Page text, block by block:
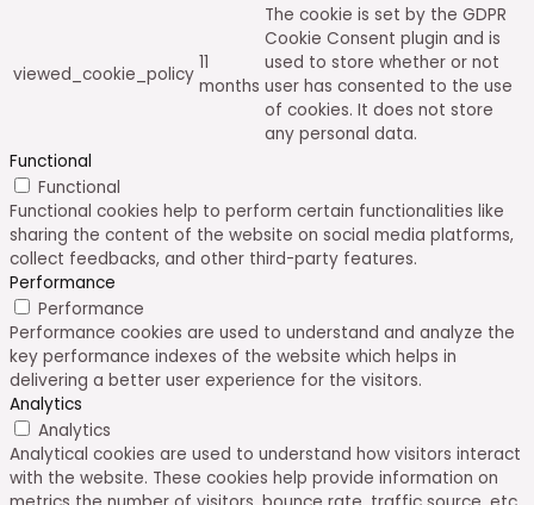
viewed_cookie_policy
11
months
The cookie is set by the GDPR
Cookie Consent plugin and is
used to store whether or not
user has consented to the use
of cookies. It does not store
any personal data.
Functional
Functional
Functional cookies help to perform certain functionalities like
sharing the content of the website on social media platforms,
collect feedbacks, and other third-party features.
Performance
Performance
Performance cookies are used to understand and analyze the
key performance indexes of the website which helps in
delivering a better user experience for the visitors.
Analytics
Analytics
Analytical cookies are used to understand how visitors interact
with the website. These cookies help provide information on